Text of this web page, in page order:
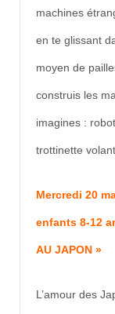
machines
en te glissant
moyen de
construis les
imagines :
trottinette
Mercredi 20
enfants 8-12
AU JAPON »
L’amour des